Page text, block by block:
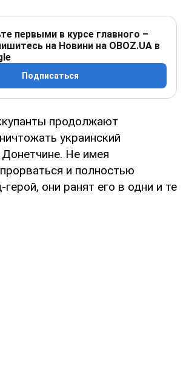
первыми в курсе главного –
на Новини на OBOZ.UA в
Подписаться
продолжают
украинский
Не имея
и полностью
герой, они ранят его в одни и те